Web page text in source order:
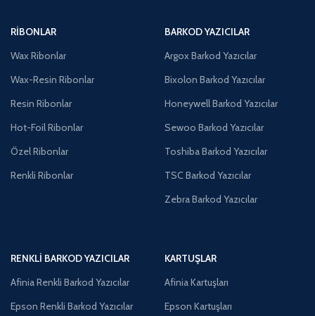
RIBONLAR
Wax Ribonlar
Wax-Resin Ribonlar
Resin Ribonlar
Hot-Foil Ribonlar
Özel Ribonlar
Renkli Ribonlar
BARKOD YAZICILAR
Argox Barkod Yazıcılar
Bixolon Barkod Yazıcılar
Honeywell Barkod Yazıcılar
Sewoo Barkod Yazıcılar
Toshiba Barkod Yazıcılar
TSC Barkod Yazıcılar
Zebra Barkod Yazıcılar
RENKLI BARKOD YAZICILAR
Afinia Renkli Barkod Yazıcılar
Epson Renkli Barkod Yazıcılar
KARTUŞLAR
Afinia Kartuşları
Epson Kartuşları